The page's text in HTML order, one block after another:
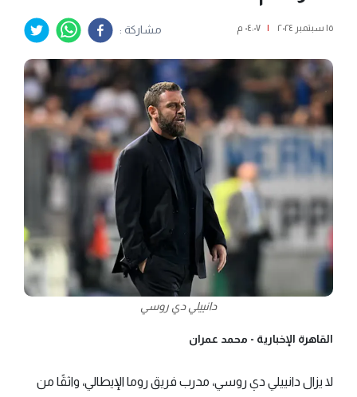
١٥ سبتمبر ٢٠٢٤ | ٠٤:٠٧ م مشاركة :
دانييلي دي روسي
القاهرة الإخبارية - محمد عمران
لا يزال دانييلي دي روسي، مدرب فريق روما الإيطالي، واثقًا من